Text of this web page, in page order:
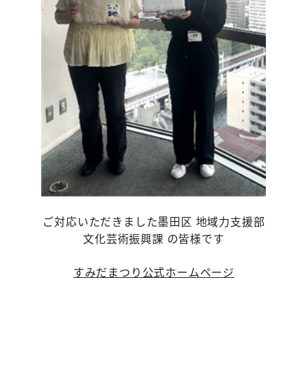
ご対応いただきました墨田区 地域力支援部
文化芸術振興課 の皆様です
すみだまつり公式ホームページ